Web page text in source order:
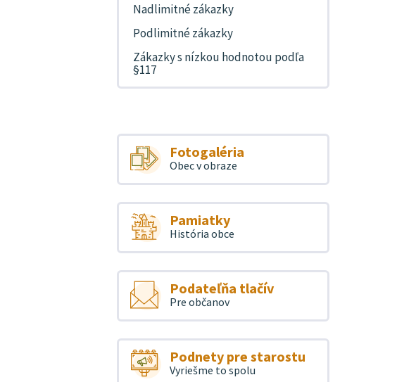
Nadlimitné zákazky
Podlimitné zákazky
Zákazky s nízkou hodnotou podľa
§117
Fotogaléria
Obec v obraze
Pamiatky
História obce
Podateľňa tlačív
Pre občanov
Podnety pre starostu
Vyriešme to spolu